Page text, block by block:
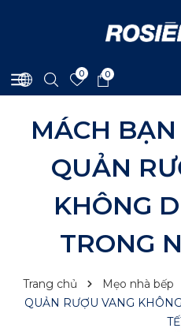
0 0
MÁCH
QUẢN
KHÔNG
TRONG
Trang chủ Mẹo nhà bếp
QUẢN RƯỢU VANG